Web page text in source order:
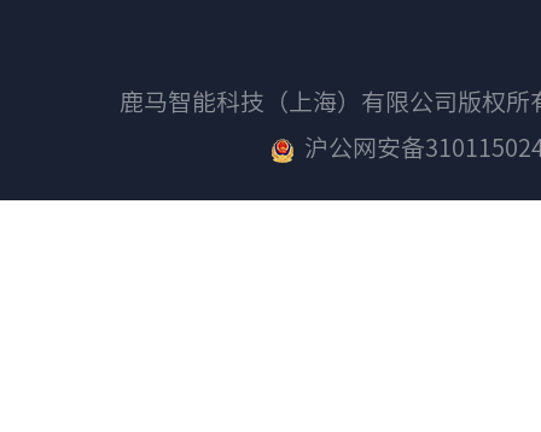
鹿马智能科技（上海）有限公司版权
沪公网安备